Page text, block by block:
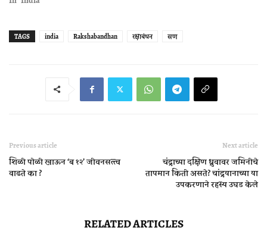
TAGS india Rakshabandhan रक्षाबंधन सण
Previous article
शिळी पोळी खाऊन ‘ब १२’ जीवनसत्त्व
वाढते का ?
Next article
चंद्राच्या दक्षिण ध्रुवावर जमिनीचे
तापमान किती असते? चांद्रयानाच्या या
उपकरणाने रहस्य उघड केले
RELATED ARTICLES